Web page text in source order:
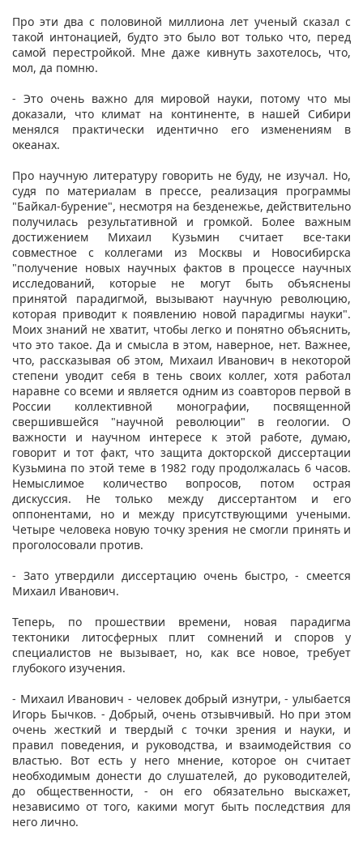
Про эти два с половиной миллиона лет ученый сказал с
такой интонацией, будто это было вот только что, перед
самой перестройкой. Мне даже кивнуть захотелось, что,
мол, да помню.
- Это очень важно для мировой науки, потому что мы
доказали, что климат на континенте, в нашей Сибири
менялся практически идентично его изменениям в
океанах.
Про научную литературу говорить не буду, не изучал. Но,
судя по материалам в прессе, реализация программы
"Байкал-бурение", несмотря на безденежье, действительно
получилась результативной и громкой. Более важным
достижением Михаил Кузьмин считает все-таки
совместное с коллегами из Москвы и Новосибирска
"получение новых научных фактов в процессе научных
исследований, которые не могут быть объяснены
принятой парадигмой, вызывают научную революцию,
которая приводит к появлению новой парадигмы науки".
Моих знаний не хватит, чтобы легко и понятно объяснить,
что это такое. Да и смысла в этом, наверное, нет. Важнее,
что, рассказывая об этом, Михаил Иванович в некоторой
степени уводит себя в тень своих коллег, хотя работал
наравне со всеми и является одним из соавторов первой в
России коллективной монографии, посвященной
свершившейся "научной революции" в геологии. О
важности и научном интересе к этой работе, думаю,
говорит и тот факт, что защита докторской диссертации
Кузьмина по этой теме в 1982 году продолжалась 6 часов.
Немыслимое количество вопросов, потом острая
дискуссия. Не только между диссертантом и его
оппонентами, но и между присутствующими учеными.
Четыре человека новую точку зрения не смогли принять и
проголосовали против.
- Зато утвердили диссертацию очень быстро, - смеется
Михаил Иванович.
Теперь, по прошествии времени, новая парадигма
тектоники литосферных плит сомнений и споров у
специалистов не вызывает, но, как все новое, требует
глубокого изучения.
- Михаил Иванович - человек добрый изнутри, - улыбается
Игорь Бычков. - Добрый, очень отзывчивый. Но при этом
очень жесткий и твердый с точки зрения и науки, и
правил поведения, и руководства, и взаимодействия со
властью. Вот есть у него мнение, которое он считает
необходимым донести до слушателей, до руководителей,
до общественности, - он его обязательно выскажет,
независимо от того, какими могут быть последствия для
него лично.